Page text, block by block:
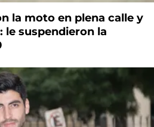
la moto en plena calle y
le suspendieron la